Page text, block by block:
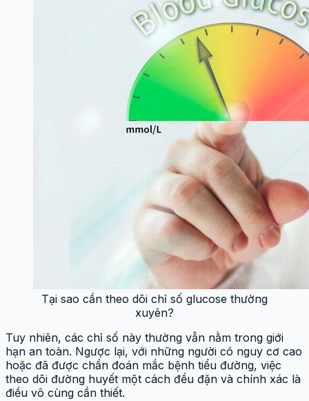
Tại sao cần theo dõi chỉ số glucose thường
xuyên?
Tuy nhiên, các chỉ số này thường vẫn nằm trong giới
hạn an toàn. Ngược lại, với những người có nguy cơ cao
hoặc đã được chẩn đoán mắc bệnh tiểu đường, việc
theo dõi đường huyết một cách đều đặn và chính xác là
điều vô cùng cần thiết.